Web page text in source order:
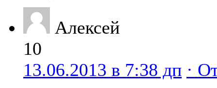
Алексей
10
13.06.2013 в 7:38 дп ·